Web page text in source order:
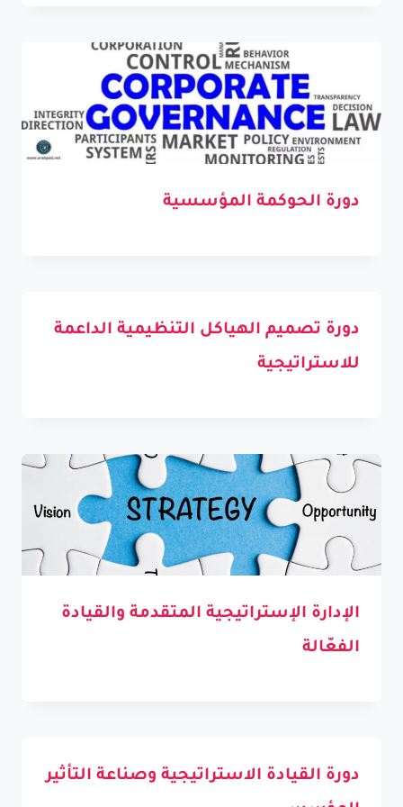
دورة الحوكمة المؤسسية
دورة تصميم الهياكل التنظيمية الداعمة
للاستراتيجية
الإدارة الإستراتيجية المتقدمة والقيادة
الفعّالة
دورة القيادة الاستراتيجية وصناعة التأثير